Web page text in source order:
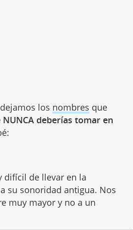
los nombres que
NUNCA deberías tomar en
de llevar en la
su sonoridad antigua. Nos
muy mayor y no a un